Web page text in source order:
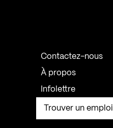
Contactez-nous
À propos
Infolettre
Trouver un emploi